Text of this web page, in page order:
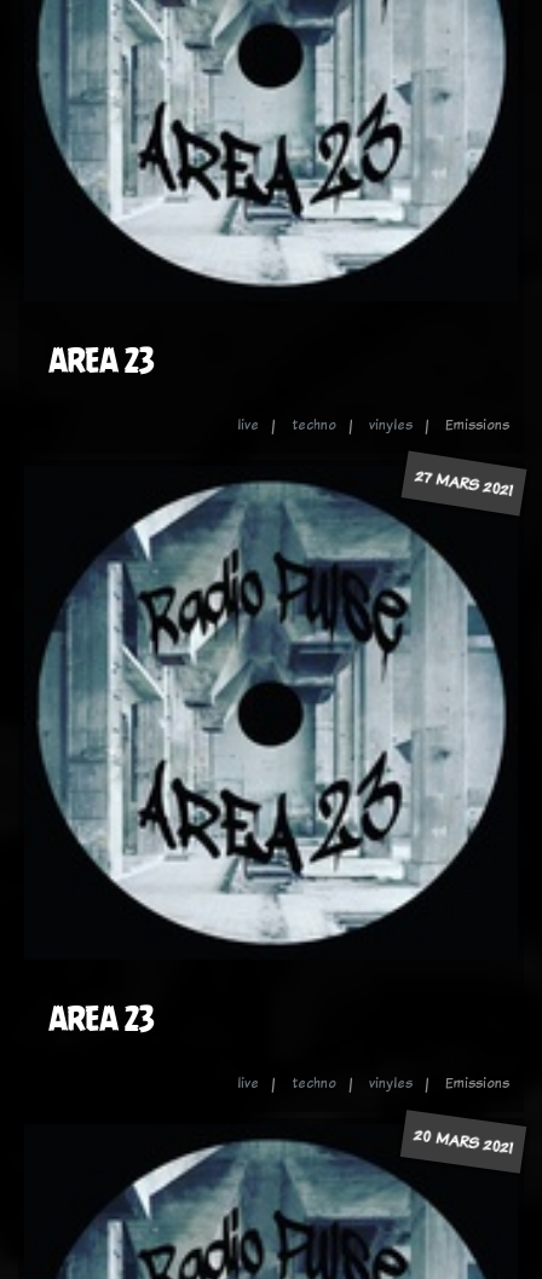
AREA 23
live techno vinyles Emissions
27 MARS 2021
AREA 23
live techno vinyles Emissions
20 MARS 2021